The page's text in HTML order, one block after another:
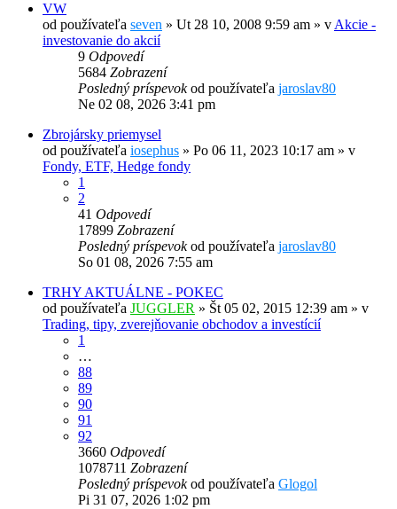
VW
od používateľa seven » Ut 28 10, 2008 9:59 am » vAkcie -
investovanie do akcií
9 Odpovedí
5684 Zobrazení
Posledný príspevokod používateľa jaroslav80
Ne 02 08, 2026 3:41 pm
Zbrojársky priemysel
od používateľa iosephus » Po 06 11, 2023 10:17 am » v
Fondy, ETF, Hedge fondy
1
2
41 Odpovedí
17899 Zobrazení
Posledný príspevokod používateľa jaroslav80
So 01 08, 2026 7:55 am
TRHY AKTUÁLNE - POKEC
od používateľa JUGGLER » Št 05 02, 2015 12:39 am » v
Trading, tipy, zverejňovanie obchodov a investícií
1
…
88
89
90
91
92
3660 Odpovedí
1078711 Zobrazení
Posledný príspevokod používateľa Glogol
Pi 31 07, 2026 1:02 pm